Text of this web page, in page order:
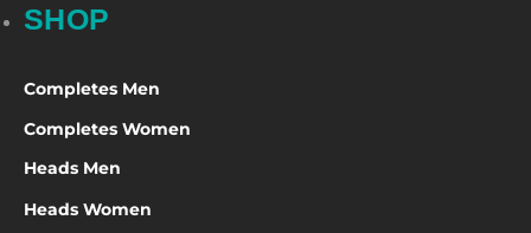
SHOP
Completes Men
Completes Women
Heads Men
Heads Women